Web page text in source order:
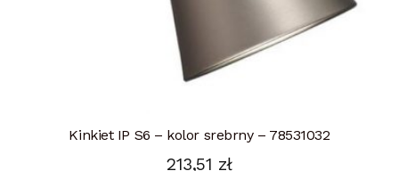
Kinkiet IP S6 – kolor srebrny – 78531032
213,51 zł